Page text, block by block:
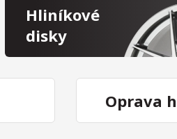
Hliníkové
disky
Oprava